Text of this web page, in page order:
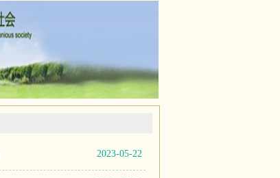
2023-05-22